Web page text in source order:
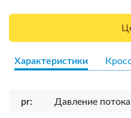
Характеристики
pr: Давление потока